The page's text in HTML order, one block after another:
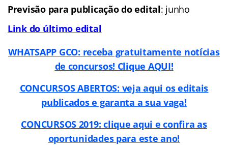
Previsão para publicação do edital: junho
Link do último edital
WHATSAPP GCO: receba gratuitamente notícias
de concursos! Clique AQUI!
CONCURSOS ABERTOS: veja aqui os editais
publicados e garanta a sua vaga!
CONCURSOS 2019: clique aqui e confira as
oportunidades para este ano!